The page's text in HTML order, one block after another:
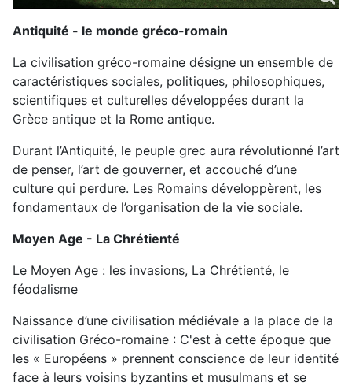
Antiquité - le monde gréco-romain
La civilisation gréco-romaine désigne un ensemble de
caractéristiques sociales, politiques, philosophiques,
scientifiques et culturelles développées durant la
Grèce antique et la Rome antique.
Durant l’Antiquité, le peuple grec aura révolutionné l’art
de penser, l’art de gouverner, et accouché d’une
culture qui perdure. Les Romains développèrent, les
fondamentaux de l’organisation de la vie sociale.
Moyen Age - La Chrétienté
Le Moyen Age : les invasions, La Chrétienté, le
féodalisme
Naissance d’une civilisation médiévale a la place de la
civilisation Gréco-romaine : C'est à cette époque que
les « Européens » prennent conscience de leur identité
face à leurs voisins byzantins et musulmans et se